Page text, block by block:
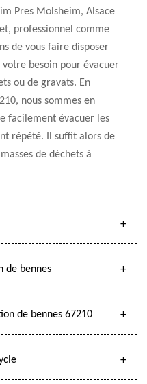
Pres Molsheim, Alsace
professionnel comme
de vous faire disposer
votre besoin pour évacuer
ou de gravats. En
nous sommes en
facilement évacuer les
répété. Il suffit alors de
de déchets à
de bennes
de bennes 67210